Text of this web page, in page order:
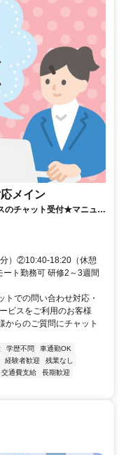
メイン
のチャット受付★マニュア
落ち着いて対応できるイ
）②10:40‐18:20（休憩
ト勤務可 研修2～3週間
での問い合わせ対応・
ビスをご利用のお客様
からのご質問にチャット
学歴不問
車通勤OK
経験者歓迎
残業なし
交通費支給
長期歓迎